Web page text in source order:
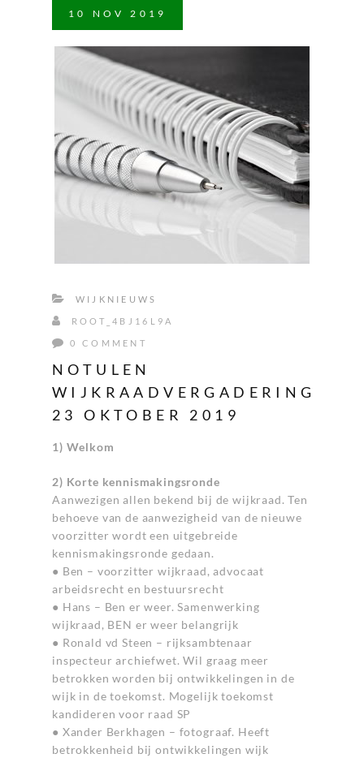
10 NOV 2019
WIJKNIEUWS
ROOT_4BJ16L9A
0 COMMENT
NOTULEN
WIJKRAADVERGADERING
23 OKTOBER 2019
1) Welkom
2) Korte kennismakingsronde
Aanwezigen allen bekend bij de wijkraad. Ten
behoeve van de aanwezigheid van de nieuwe
voorzitter wordt een uitgebreide
kennismakingsronde gedaan.
● Ben – voorzitter wijkraad, advocaat
arbeidsrecht en bestuursrecht
● Hans – Ben er weer. Samenwerking
wijkraad, BEN er weer belangrijk
● Ronald vd Steen – rijksambtenaar
inspecteur archiefwet. Wil graag meer
betrokken worden bij ontwikkelingen in de
wijk in de toekomst. Mogelijk toekomst
kandideren voor raad SP
● Xander Berkhagen – fotograaf. Heeft
betrokkenheid bij ontwikkelingen wijk